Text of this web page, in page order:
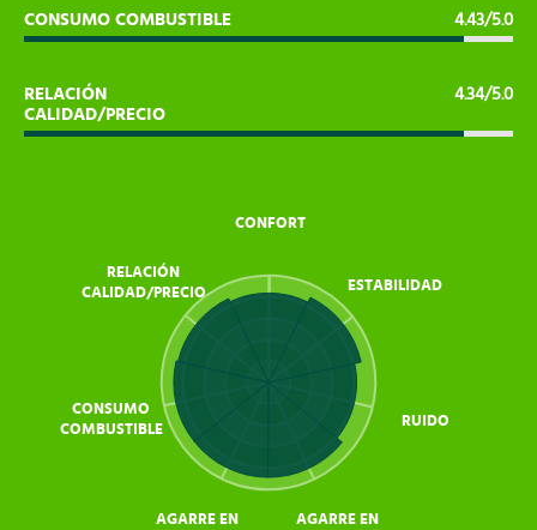
CONSUMO COMBUSTIBLE 4.43/5.0
RELACIÓN
CALIDAD/PRECIO
4.34/5.0
CONFORT
ESTABILIDAD
RUIDO
AGARRE EN
AGARRE EN
CONSUMO
COMBUSTIBLE
RELACIÓN
CALIDAD/PRECIO